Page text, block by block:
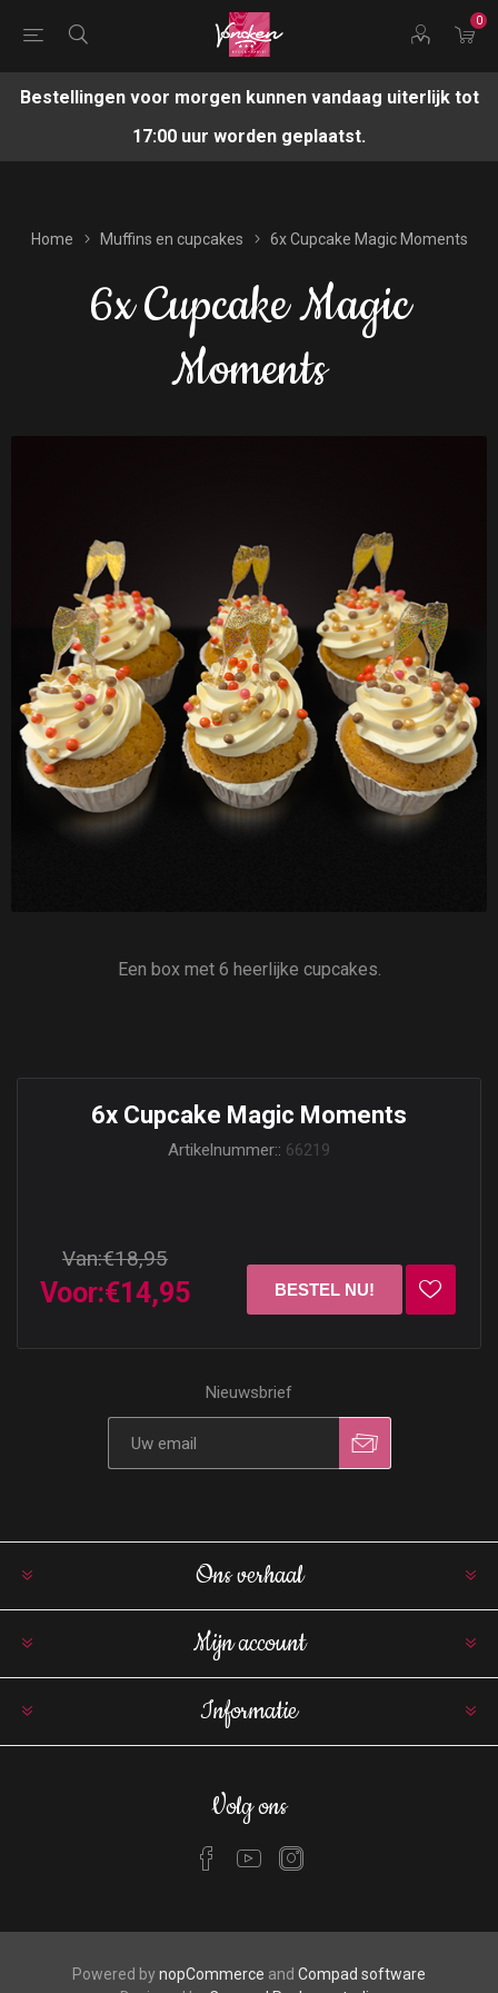
0
Bestellingen voor morgen kunnen vandaag uiterlijk tot
17:00 uur worden geplaatst.
Home Muffins en cupcakes 6x Cupcake Magic Moments
6x Cupcake Magic
Moments
Een box met 6 heerlijke cupcakes.
6x Cupcake Magic Moments
Artikelnummer:: 66219
Van:€18,95
Voor:€14,95
Nieuwsbrief
Ons verhaal
Mijn account
Informatie
Volg ons
Powered bynopCommerce and Compad software